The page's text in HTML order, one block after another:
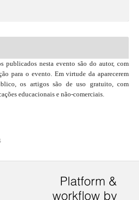
publicados nesta evento são do autor, com
para o evento. Em virtude da aparecerem
os artigos são de uso gratuito, com
educacionais e não-comerciais.